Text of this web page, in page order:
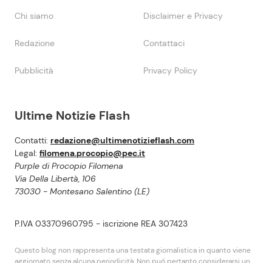
Ultime Notizie Flash
Contatti: redazione@ultimenotizieflash.com
Legal: filomena.procopio@pec.it
Purple di Procopio Filomena
Via Della Libertà, 106
73030 - Montesano Salentino (LE)
P.IVA 03370960795 - iscrizione REA 307423
Questo blog non rappresenta una testata giornalistica in quanto viene
Chi siamo Disclaimer e Privacy
Redazione Contattaci
Pubblicità Privacy Policy